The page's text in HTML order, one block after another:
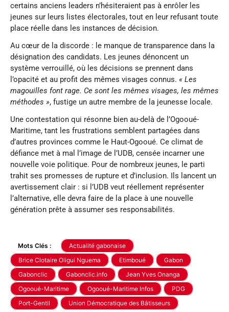
certains anciens leaders n’hésiteraient pas à enrôler les
jeunes sur leurs listes électorales, tout en leur refusant toute
place réelle dans les instances de décision.
Au cœur de la discorde : le manque de transparence dans la
désignation des candidats. Les jeunes dénoncent un
système verrouillé, où les décisions se prennent dans
l’opacité et au profit des mêmes visages connus. « Les
magouilles font rage. Ce sont les mêmes visages, les mêmes
méthodes », fustige un autre membre de la jeunesse locale.
Une contestation qui résonne bien au-delà de l’Ogooué-
Maritime, tant les frustrations semblent partagées dans
d’autres provinces comme le Haut-Ogooué. Ce climat de
défiance met à mal l’image de l’UDB, censée incarner une
nouvelle voie politique. Pour de nombreux jeunes, le parti
trahit ses promesses de rupture et d’inclusion. Ils lancent un
avertissement clair : si l’UDB veut réellement représenter
l’alternative, elle devra faire de la place à une nouvelle
génération prête à assumer ses responsabilités.
Mots Clés :
Actualité gabonaise
Brice Clotaire Oligui Nguema
Etimboué
Gabon
Gabonclic
Gabonclic.info
Jean Yves Onanga
Ogooué-Maritime
Ogooué-Maritime Infos
PDG
Port-Gentil
Union Démocratique des Bâtisseurs